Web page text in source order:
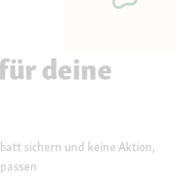
deine
sichern und keine Aktion,